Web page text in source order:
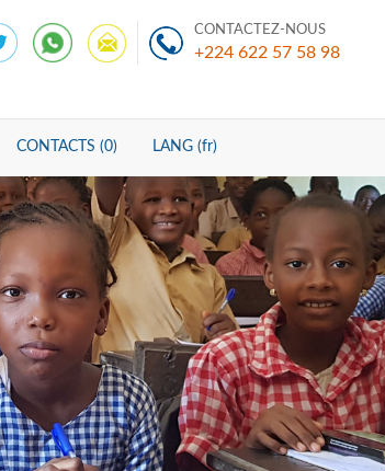
CONTACTEZ-NOUS
+224 622 57 58 98
CONTACTS (0) LANG (fr)